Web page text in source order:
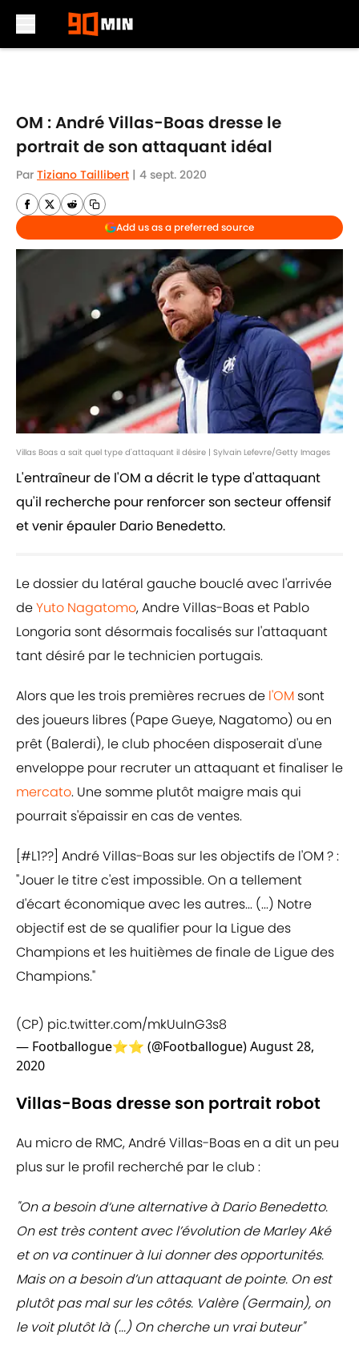
OM : André Villas-Boas dresse le
portrait de son attaquant idéal
Par Tiziano Taillibert | 4 sept. 2020
Add us as a preferred source
Villas Boas a sait quel type d'attaquant il désire | Sylvain Lefevre/Getty Images
L'entraîneur de l'OM a décrit le type d'attaquant
qu'il recherche pour renforcer son secteur offensif
et venir épauler Dario Benedetto.
Le dossier du latéral gauche bouclé avec l'arrivée
deYuto Nagatomo, Andre Villas-Boas et Pablo
Longoria sont désormais focalisés sur l'attaquant
tant désiré par le technicien portugais.
Alors que les trois premières recrues de l'OM sont
des joueurs libres (Pape Gueye, Nagatomo) ou en
prêt (Balerdi), le club phocéen disposerait d'une
enveloppe pour recruter un attaquant et finaliser le
mercato. Une somme plutôt maigre mais qui
pourrait s'épaissir en cas de ventes.
#L1??] André Villas-Boas sur les objectifs de l'OM ? :
"Jouer le titre c'est impossible. On a tellement
d'écart économique avec les autres... (...) Notre
objectif est de se qualifier pour la Ligue des
Champions et les huitièmes de finale de Ligue des
Champions."
(CP) pic.twitter.com/mkUuInG3s8
— Footballogue⭐️⭐️ (@Footballogue)August 28,
2020
Villas-Boas dresse son portrait robot
Au micro de RMC, André Villas-Boas en a dit un peu
plus sur le profil recherché par le club :
"On a besoin d‘une alternative à Dario Benedetto.
On est très content avec l’évolution de Marley Aké
et on va continuer à lui donner des opportunités.
Mais on a besoin d’un attaquant de pointe. On est
plutôt pas mal sur les côtés. Valère (Germain), on
le voit plutôt là (...) On cherche un vrai buteur"